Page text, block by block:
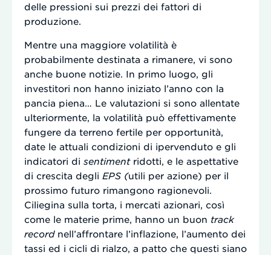
delle pressioni sui prezzi dei fattori di
produzione.
Mentre una maggiore volatilità è
probabilmente destinata a rimanere, vi sono
anche buone notizie. In primo luogo, gli
investitori non hanno iniziato l’anno con la
pancia piena… Le valutazioni si sono allentate
ulteriormente, la volatilità può effettivamente
fungere da terreno fertile per opportunità,
date le attuali condizioni di ipervenduto e gli
indicatori di sentimentridotti, e le aspettative
di crescita degli EPS (utili per azione) per il
prossimo futuro rimangono ragionevoli.
Ciliegina sulla torta, i mercati azionari, così
come le materie prime, hanno un buon track
record nell’affrontare l’inflazione, l’aumento dei
tassi ed i cicli di rialzo, a patto che questi siano